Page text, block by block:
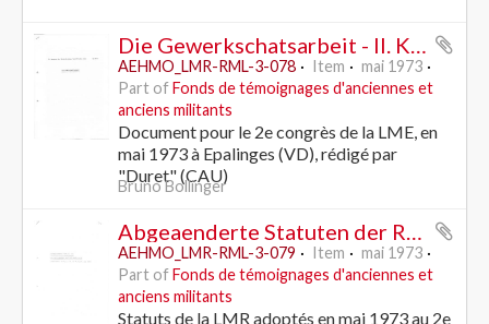
Die Gewerkschatsarbeit - II. Kongress der Revolutionäre Marxistische Liga
AEHMO_LMR-RML-3-078 Item
mai 1973
Part ofFonds de témoignages d'anciennes et
anciens militants
Document pour le 2e congrès de la LME, en
mai 1973 à Epalinges (VD), rédigé par
"Duret" (CAU)
Bruno Bollinger
Abgeaenderte Statuten der RML, angenommen am Kongress vom 4.-6. Mai 1973
AEHMO_LMR-RML-3-079 Item
mai 1973
Part ofFonds de témoignages d'anciennes et
anciens militants
Statuts de la LMR adoptés en mai 1973 au 2e